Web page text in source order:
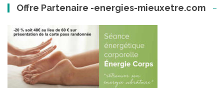
Offre Partenaire -energies-mieuxetre.com